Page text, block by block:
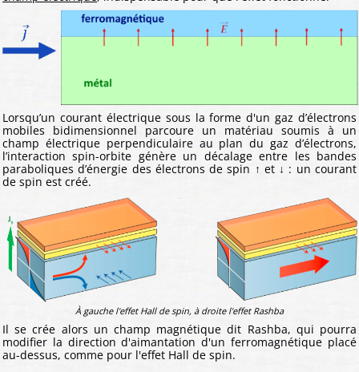
Lorsqu’un courant électrique sous la forme d'un gaz d’électrons
mobiles bidimensionnel parcoure un matériau soumis à un
champ électrique perpendiculaire au plan du gaz d’électrons,
l’interaction spin-orbite génère un décalage entre les bandes
paraboliques d’énergie des électrons de spin ↑ et ↓ : un courant
de spin est créé.
À gauche l'effet Hall de spin, à droite l'effet Rashba
Il se crée alors un champ magnétique dit Rashba, qui pourra
modifier la direction d'aimantation d'un ferromagnétique placé
au-dessus, comme pour l'effet Hall de spin.